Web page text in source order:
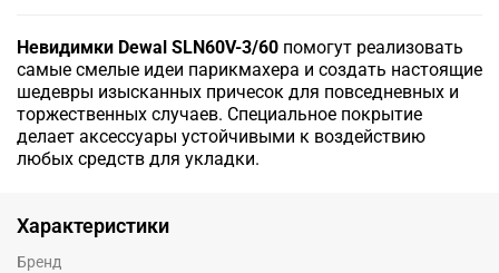
Невидимки Dewal SLN60V-3/60 помогут реализовать
самые смелые идеи парикмахера и создать настоящие
шедевры изысканных причесок для повседневных и
торжественных случаев. Специальное покрытие
делает аксессуары устойчивыми к воздействию
любых средств для укладки.
Характеристики
Бренд